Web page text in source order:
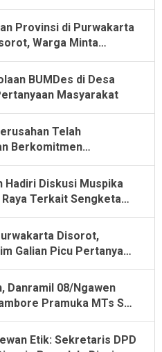
Provinsi di Purwakarta
Warga Minta
BUMDes di Desa
Masyarakat
Telah
Berkomitmen
Hadiri Diskusi Muspika
Terkait Sengketa
Disorot,
Galian Picu Pertanyaan
Danramil 08/Ngawen
Pramuka MTs Se-
Etik: Sekretaris DPD